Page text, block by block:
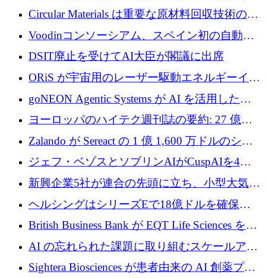
がシリーズ A 1 億 5,200 万ドルで評価額 13 億
5,000 万ドルに到達
Circular Materials は重要な原材料回収技術の拡
張に 1,180 万ユーロを確保
Voodinコンソーシアム、スペイン初の自動木
製ブレード工場の建設にEU補助金4,800万ユ
ーロを確保
DSIT廃止を受けてAI大臣が閣議に出席
ORiS が宇宙用のレーザー駆動エネルギーイン
フラの構築に 500 万ユーロを調達
goNEON Agentic Systems が AI を活用したイ
ンフラ計画を加速するために 16 万ユーロを確
ヨーロッパのハイテク週刊誌の要約: 27 億ユ
ーロを超える 60 以上のハイテク資金調達取引
Zalando が Sereact の 1 億 1,600 万ドルのシリ
ーズ B に参加し、AI を活用した倉庫自動化を
ジェフ・ベゾスとソブリンAIがCuspAIを4億
5,000万ドルの資金調達で支援
新興企業5社が連合の先頭に立ち、小型大気質
センサーをEUのクリーンエア政策の中心に据
ヘルシングはシリーズEで18億ドルを確保、
ウーバーはデリバリー・ヒーローを130億ユー
ロの契約で買収、レボルトは2027年に米国の
銀行を立ち上げる
British Business Bank が EQT Life Sciences を
2,500 万ユーロのコミットメントで支援
AI の忘れられた課題に取り組むスケールアッ
プを実現: カメラロール
Sightera Biosciences が患者由来の AI 創薬プラ